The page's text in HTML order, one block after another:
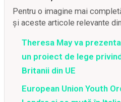
Pentru o imagine mai
și aceste articole relevante
Theresa May va
un proiect de lege
Britanii din UE
European Union Youth